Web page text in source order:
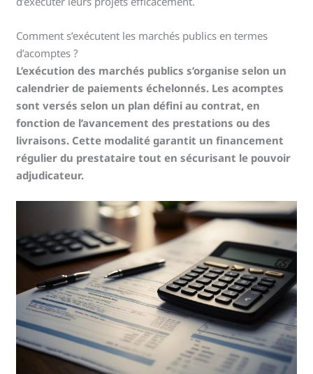
Comment s’exécutent les marchés publics en termes
d’acomptes ?
L’exécution des marchés publics s’organise selon un
calendrier de paiements échelonnés. Les acomptes
sont versés selon un plan défini au contrat, en
fonction de l’avancement des prestations ou des
livraisons. Cette modalité garantit un financement
régulier du prestataire tout en sécurisant le pouvoir
adjudicateur.